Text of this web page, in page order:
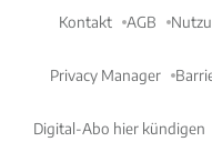
Kontakt AGB
Privacy Manager
Digital-Abo hier kündigen